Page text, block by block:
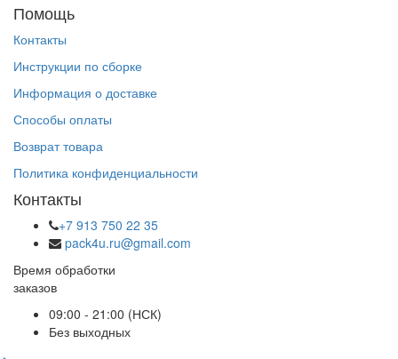
Помощь
Контакты
Инструкции по сборке
Информация о доставке
Способы оплаты
Возврат товара
Политика конфиденциальности
Контакты
+7 913 750 22 35
pack4u.ru@gmail.com
Время обработки
заказов
09:00 - 21:00 (НСК)
Без выходных